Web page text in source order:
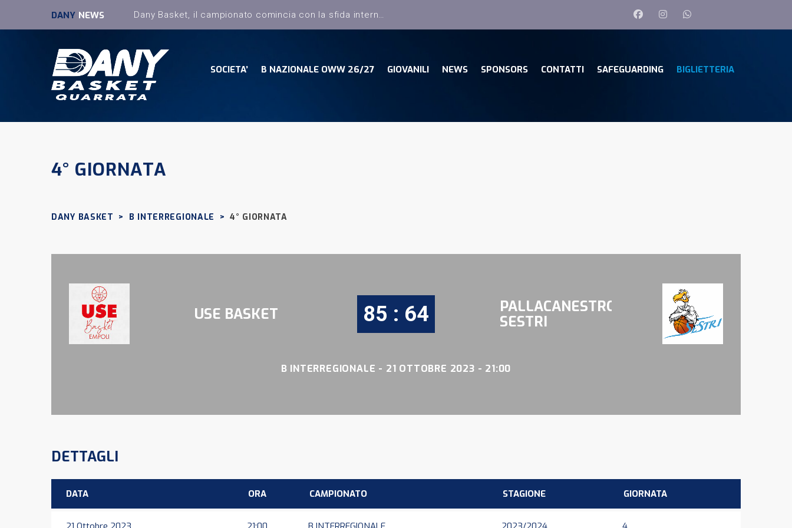
DANY NEWS Dany Basket, il campionato comincia con la sfida interna con la Pielle Livorno
SOCIETA’ B NAZIONALE OWW 26/27 GIOVANILI NEWS SPONSORS CONTATTI SAFEGUARDING BIGLIETTERIA
4° GIORNATA
DANY BASKET > B INTERREGIONALE > 4° GIORNATA
USE BASKET 85 : 64
PALLACANESTRO
SESTRI
B INTERREGIONALE - 21 OTTOBRE 2023 - 21:00
DETTAGLI
DATA ORA CAMPIONATO STAGIONE GIORNATA